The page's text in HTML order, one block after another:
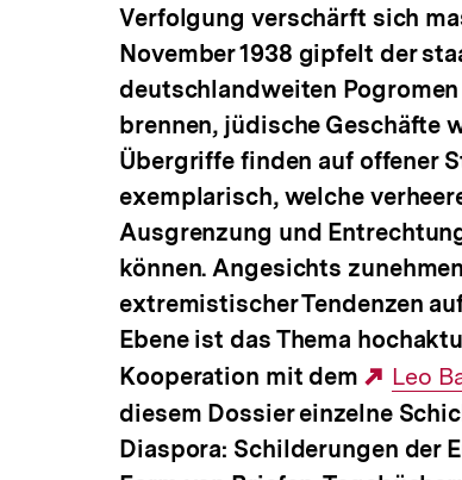
Verfolgung verschärft sich
November 1938 gipfelt der
deutschlandweiten
brennen, jüdische Geschäfte
Übergriffe finden auf offener
exemplarisch, welche
Ausgrenzung und
können. Angesichts
extremistischer Tendenzen
Ebene ist das Thema
Kooperation mit dem
Link:
Leo
diesem Dossier einzelne
Diaspora: Schilderungen der